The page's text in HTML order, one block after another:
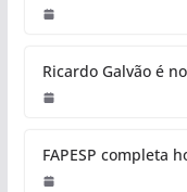
Ricardo Galvão é
FAPESP completa